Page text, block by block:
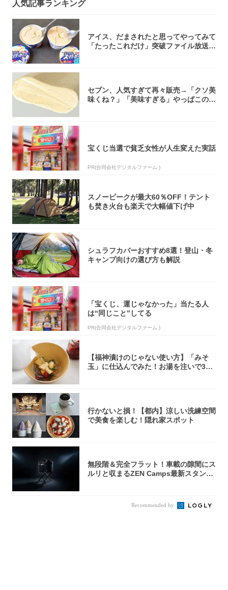
人気記事ランキング
アイス、だまされたと思ってやってみて
「たったこれだけ」突破ファイル放送で
セブン、人気すぎて再々販売→「クソ美
味くね？」「美味すぎる」やっぱこのク
宝くじ当選で貧乏女性が人生変えた実話
PR(合同会社デジタルファーム )
スノーピークが最大60％OFF！テント
も焚き火台も楽天で大幅値下げ中
シュラフカバーおすすめ8選！登山・冬
キャンプ向けの選び方も解説
「宝くじ、運じゃなかった」当たる人
は“同じこと”してる
PR(合同会社デジタルファーム )
【福神漬けのじゃない使い方】「みそ
玉」に仕込んでみた！お湯を注いで30
行かないと損！【都内】涼しい洗練空間
で美食を楽しむ！隠れ家スポット
無段階＆完全フラット！車載の隙間にス
ルリと収まるZEN Camps最新スタンド
Recommended by